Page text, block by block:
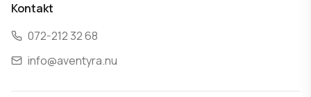
Kontakt
072-212 32 68
info@aventyra.nu